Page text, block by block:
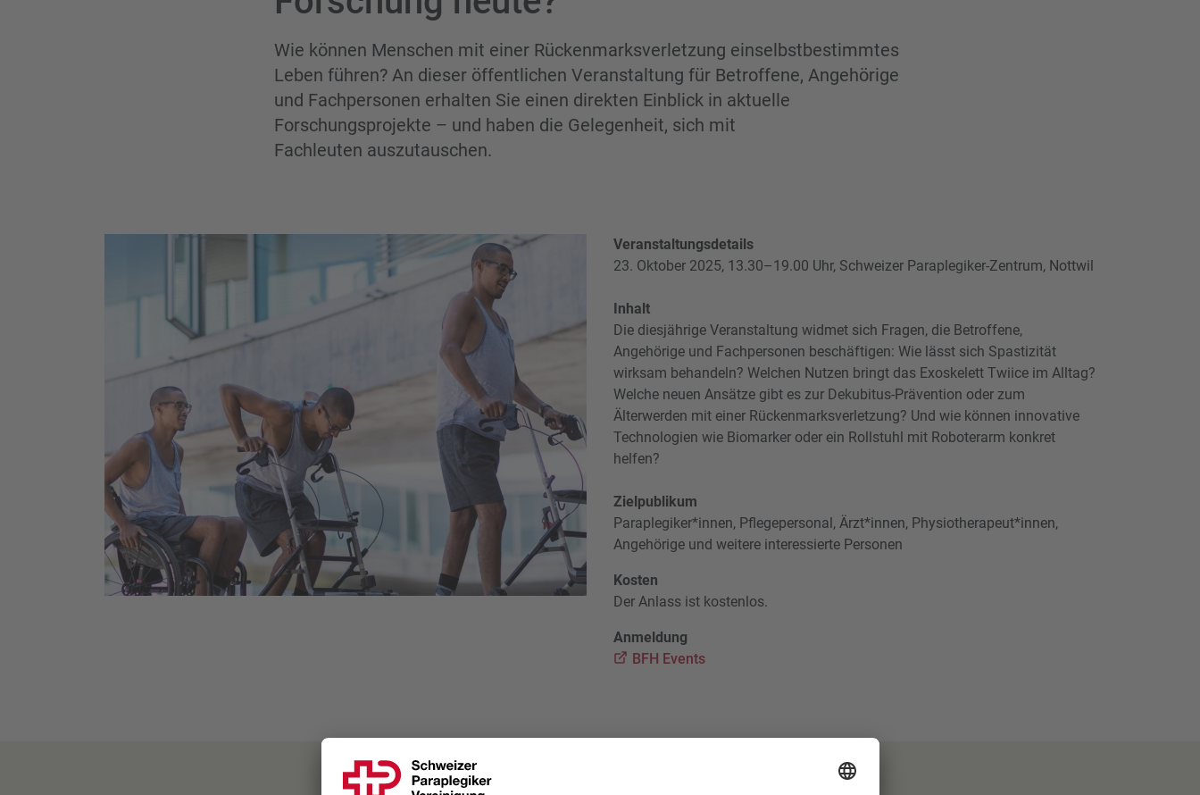
Wie können Menschen mit einer Rückenmarksverletzung einselbstbestimmtes
Leben führen? An dieser öffentlichen Veranstaltung für Betroffene, Angehörige
und Fachpersonen erhalten Sie einen direkten Einblick in aktuelle
Forschungsprojekte – und haben die Gelegenheit, sich mit
Fachleuten auszutauschen.
Veranstaltungsdetails
23. Oktober 2025, 13.30–19.00 Uhr, Schweizer Paraplegiker-Zentrum, Nottwil
Inhalt
Die diesjährige Veranstaltung widmet sich Fragen, die Betroffene,
Angehörige und Fachpersonen beschäftigen: Wie lässt sich Spastizität
wirksam behandeln? Welchen Nutzen bringt das Exoskelett Twiice im Alltag?
Welche neuen Ansätze gibt es zur Dekubitus-Prävention oder zum
Älterwerden mit einer Rückenmarksverletzung? Und wie können innovative
Technologien wie Biomarker oder ein Rollstuhl mit Roboterarm konkret
helfen?
Zielpublikum
Paraplegiker*innen, Pflegepersonal, Ärzt*innen, Physiotherapeut*innen,
Angehörige und weitere interessierte Personen
Kosten
Der Anlass ist kostenlos.
Anmeldung
BFH Events